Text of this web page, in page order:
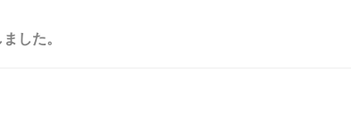
した。